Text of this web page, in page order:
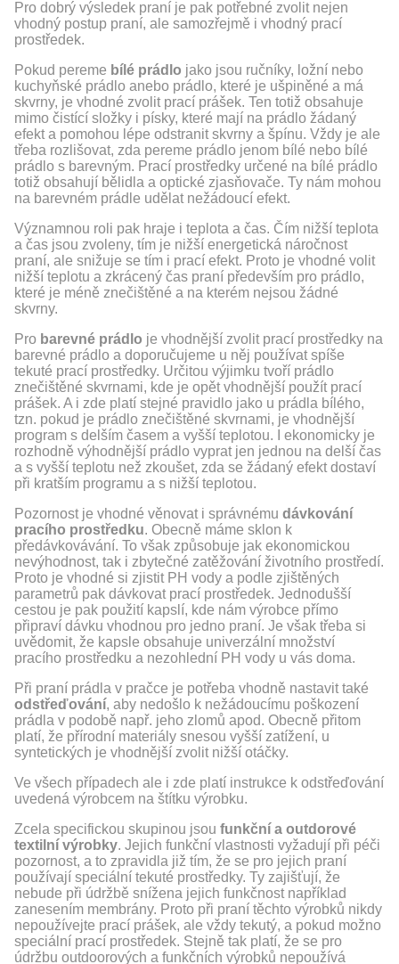
Pro dobrý výsledek praní je pak potřebné zvolit nejen
vhodný postup praní, ale samozřejmě i vhodný prací
prostředek.
Pokud pereme bílé prádlo jako jsou ručníky, ložní nebo
kuchyňské prádlo anebo prádlo, které je ušpiněné a má
skvrny, je vhodné zvolit prací prášek. Ten totiž obsahuje
mimo čistící složky i písky, které mají na prádlo žádaný
efekt a pomohou lépe odstranit skvrny a špínu. Vždy je ale
třeba rozlišovat, zda pereme prádlo jenom bílé nebo bílé
prádlo s barevným. Prací prostředky určené na bílé prádlo
totiž obsahují bělidla a optické zjasňovače. Ty nám mohou
na barevném prádle udělat nežádoucí efekt.
Významnou roli pak hraje i teplota a čas. Čím nižší teplota
a čas jsou zvoleny, tím je nižší energetická náročnost
praní, ale snižuje se tím i prací efekt. Proto je vhodné volit
nižší teplotu a zkrácený čas praní především pro prádlo,
které je méně znečištěné a na kterém nejsou žádné
skvrny.
Pro barevné prádlo je vhodnější zvolit prací prostředky na
barevné prádlo a doporučujeme u něj používat spíše
tekuté prací prostředky. Určitou výjimku tvoří prádlo
znečištěné skvrnami, kde je opět vhodnější použít prací
prášek. A i zde platí stejné pravidlo jako u prádla bílého,
tzn. pokud je prádlo znečištěné skvrnami, je vhodnější
program s delším časem a vyšší teplotou. I ekonomicky je
rozhodně výhodnější prádlo vyprat jen jednou na delší čas
a s vyšší teplotu než zkoušet, zda se žádaný efekt dostaví
při kratším programu a s nižší teplotou.
Pozornost je vhodné věnovat i správnému dávkování
pracího prostředku. Obecně máme sklon k
předávkovávání. To však způsobuje jak ekonomickou
nevýhodnost, tak i zbytečné zatěžování životního prostředí.
Proto je vhodné si zjistit PH vody a podle zjištěných
parametrů pak dávkovat prací prostředek. Jednodušší
cestou je pak použití kapslí, kde nám výrobce přímo
připraví dávku vhodnou pro jedno praní. Je však třeba si
uvědomit, že kapsle obsahuje univerzální množství
pracího prostředku a nezohlední PH vody u vás doma.
Při praní prádla v pračce je potřeba vhodně nastavit také
odstřeďování, aby nedošlo k nežádoucímu poškození
prádla v podobě např. jeho zlomů apod. Obecně přitom
platí, že přírodní materiály snesou vyšší zatížení, u
syntetických je vhodnější zvolit nižší otáčky.
Ve všech případech ale i zde platí instrukce k odstřeďování
uvedená výrobcem na štítku výrobku.
Zcela specifickou skupinou jsou funkční a outdorové
textilní výrobky. Jejich funkční vlastnosti vyžadují při péči
pozornost, a to zpravidla již tím, že se pro jejich praní
používají speciální tekuté prostředky. Ty zajišťují, že
nebude při údržbě snížena jejich funkčnost například
zanesením membrány. Proto při praní těchto výrobků nikdy
nepoužívejte prací prášek, ale vždy tekutý, a pokud možno
speciální prací prostředek. Stejně tak platí, že se pro
údržbu outdoorových a funkčních výrobků nepoužívá